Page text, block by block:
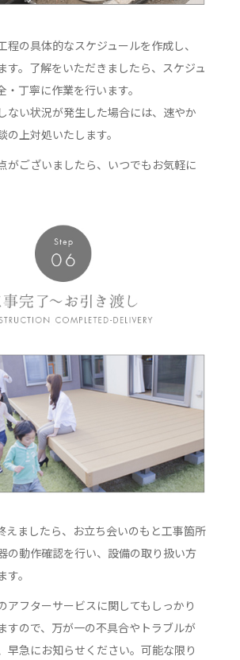
程の具体的なスケジュールを作成し、
す。了解をいただきましたら、スケジュ
・丁寧に作業を行います。
ない状況が発生した場合には、速やか
の上対処いたします。
がございましたら、いつでもお気軽に
えましたら、お立ち会いのもと工事箇所
の動作確認を行い、設備の取り扱い方
。
アフターサービスに関してもしっかり
すので、万が一の不具合やトラブルが
早急にお知らせください。可能な限り